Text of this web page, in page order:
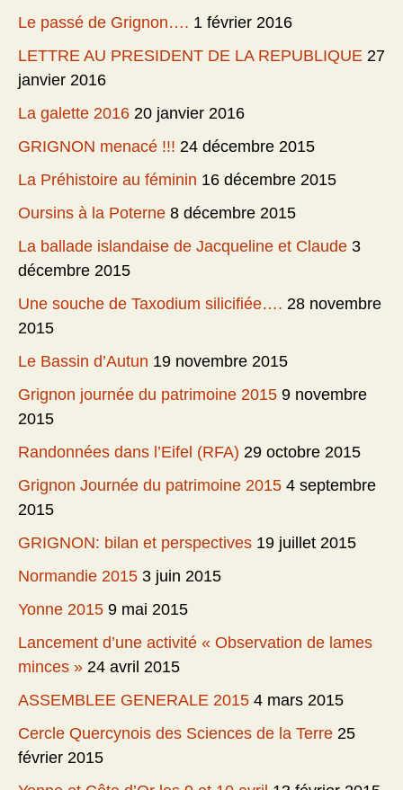
Le passé de Grignon…. 1 février 2016
LETTRE AU PRESIDENT DE LA REPUBLIQUE 27
janvier 2016
La galette 2016 20 janvier 2016
GRIGNON menacé !!! 24 décembre 2015
La Préhistoire au féminin 16 décembre 2015
Oursins à la Poterne 8 décembre 2015
La ballade islandaise de Jacqueline et Claude 3
décembre 2015
Une souche de Taxodium silicifiée…. 28 novembre
2015
Le Bassin d’Autun 19 novembre 2015
Grignon journée du patrimoine 2015 9 novembre
2015
Randonnées dans l’Eifel (RFA) 29 octobre 2015
Grignon Journée du patrimoine 2015 4 septembre
2015
GRIGNON: bilan et perspectives 19 juillet 2015
Normandie 2015 3 juin 2015
Yonne 2015 9 mai 2015
Lancement d’une activité « Observation de lames
minces » 24 avril 2015
ASSEMBLEE GENERALE 2015 4 mars 2015
Cercle Quercynois des Sciences de la Terre 25
février 2015